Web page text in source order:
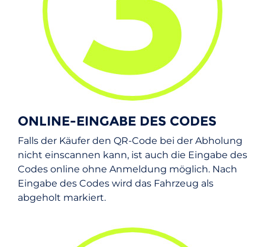
ONLINE-EINGABE DES CODES
Falls der Käufer den QR-Code bei der Abholung
nicht einscannen kann, ist auch die Eingabe des
Codes online ohne Anmeldung möglich. Nach
Eingabe des Codes wird das Fahrzeug als
abgeholt markiert.